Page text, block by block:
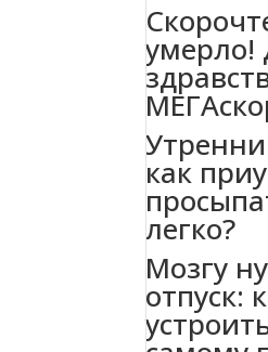
умерло!
как
легко?
Мозгу
отпуск: